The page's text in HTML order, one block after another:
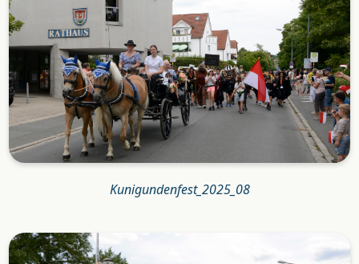
Kunigundenfest_2025_08